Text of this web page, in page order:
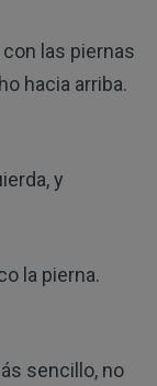
las piernas
hacia arriba.
y
la pierna.
sencillo, no